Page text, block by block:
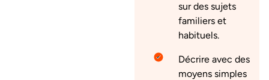
sur des sujets
familiers et
habituels.
Décrire avec des
moyens simples